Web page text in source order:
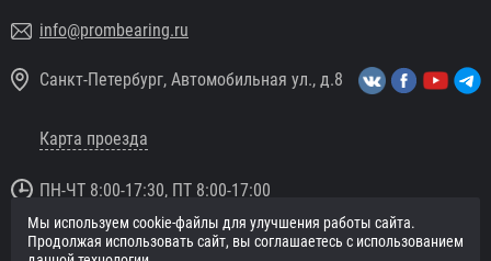
info@prombearing.ru
Санкт-Петербург, Автомобильная ул., д.8
Карта проезда
ПН-ЧТ 8:00-17:30, ПТ 8:00-17:00
© 2016 «PromBearing.ru»
Подшипники оптом и в розницу.
Мы используем cookie-файлы для улучшения работы сайта.
Продолжая использовать сайт, вы соглашаетесь с использованием